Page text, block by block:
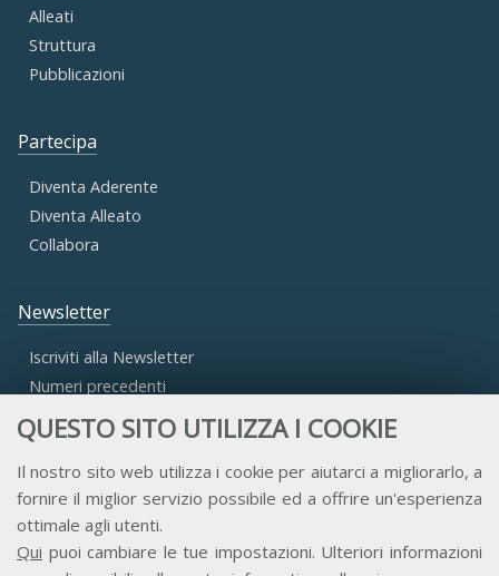
QUESTO SITO UTILIZZA I COOKIE
Il nostro sito web utilizza i cookie per aiutarci a migliorarlo, a
fornire il miglior servizio possibile ed a offrire un'esperienza
ottimale agli utenti.
Qui puoi cambiare le tue impostazioni. Ulteriori informazioni
Alleati
Struttura
Pubblicazioni
Partecipa
Diventa Aderente
Diventa Alleato
Collabora
Newsletter
Iscriviti alla Newsletter
Numeri precedenti
Accesso Aderenti
Accesso Consulta
Accesso Team